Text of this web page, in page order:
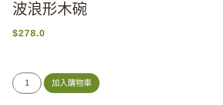
波浪形木碗
$278.0
加入購物車